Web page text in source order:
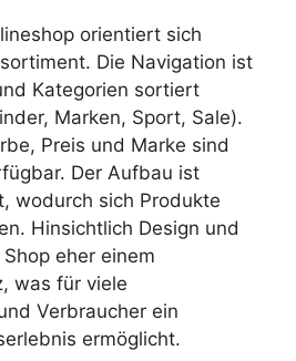
orientiert sich
Die Navigation ist
Kategorien sortiert
Marken, Sport, Sale).
Preis und Marke sind
Der Aufbau ist
wodurch sich Produkte
Hinsichtlich Design und
eher einem
was für viele
Verbraucher ein
ermöglicht.